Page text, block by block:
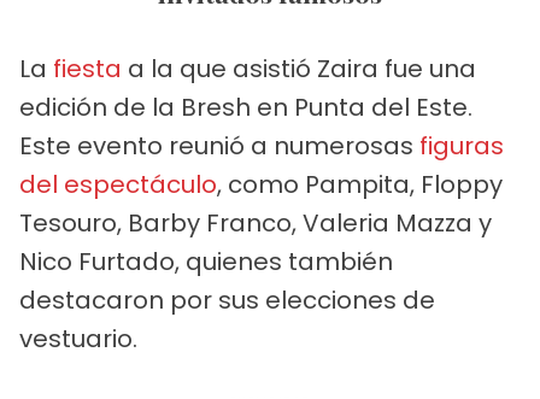
La fiesta a la que asistió Zaira fue una
edición de la Bresh en Punta del Este.
Este evento reunió a numerosas figuras
del espectáculo, como Pampita, Floppy
Tesouro, Barby Franco, Valeria Mazza y
Nico Furtado, quienes también
destacaron por sus elecciones de
vestuario.